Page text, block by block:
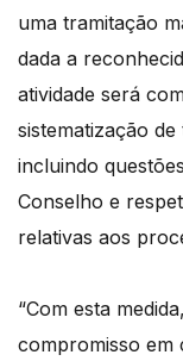
uma tramitação
dada a
atividade será
sistematização
incluindo
Conselho e
relativas aos
“Com esta
compromisso em